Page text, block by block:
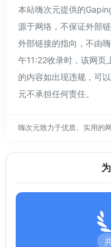
本站嗨次元提供的
源于网络，不保证外部
外部链接的指向，不由
午11:22收录时，该网页
的内容如出现违规，可
元不承担任何责任。
嗨次元致力于优质、实用的